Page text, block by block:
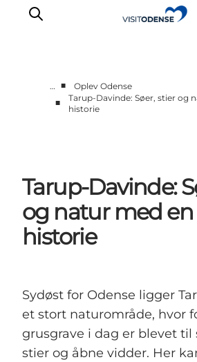
Oplev Odense
Inspiration
… ■
Oplev Odense
■
Tarup-Davinde: Søer, stier og
historie
Tarup-Davinde:
og natur med
historie
Sydøst for Odense ligger
et stort naturområde, hvor
grusgrave i dag er blevet til
stier og åbne vidder. Her